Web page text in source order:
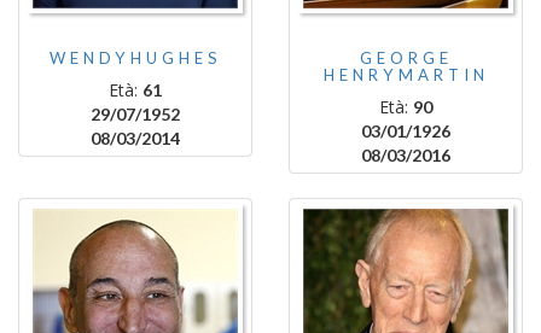
WENDYHUGHES
Età: 61
29/07/1952
08/03/2014
GEORGE
HENRYMARTIN
Età: 90
03/01/1926
08/03/2016